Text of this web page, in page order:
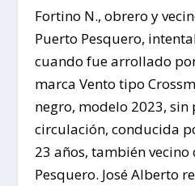
Fortino N., obrero y
Puerto Pesquero,
cuando fue arrollado
marca Vento tipo
negro, modelo 2023, sin
circulación, conducida
23 años, también
Pesquero. José Alberto